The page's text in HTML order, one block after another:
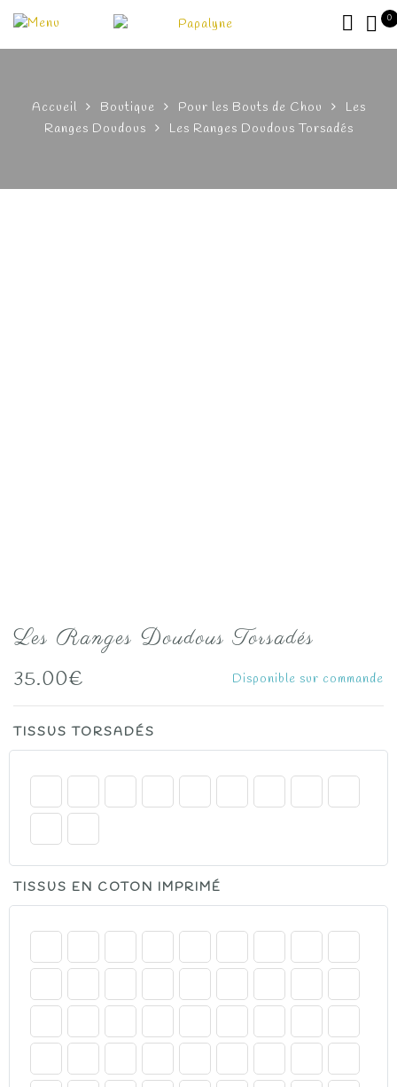
0
Accueil Boutique Pour les Bouts de Chou
Les
Ranges Doudous
Les Ranges Doudous Torsadés
Les Ranges Doudous Torsadés
35.00€ Disponible sur commande
TISSUS TORSADÉS
TISSUS EN COTON IMPRIMÉ